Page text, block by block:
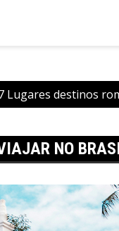
Lugares destinos
NO